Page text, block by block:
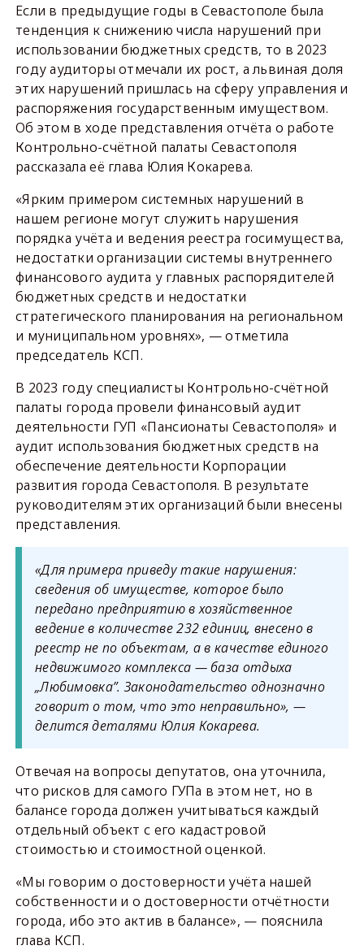
Если в предыдущие годы в Севастополе была
тенденция к снижению числа нарушений при
использовании бюджетных средств, то в 2023
году аудиторы отмечали их рост, а львиная доля
этих нарушений пришлась на сферу управления и
распоряжения государственным имуществом.
Об этом в ходе представления отчёта о работе
Контрольно-счётной палаты Севастополя
рассказала её глава Юлия Кокарева.
«Ярким примером системных нарушений в
нашем регионе могут служить нарушения
порядка учёта и ведения реестра госимущества,
недостатки организации системы внутреннего
финансового аудита у главных распорядителей
бюджетных средств и недостатки
стратегического планирования на региональном
и муниципальном уровнях», — отметила
председатель КСП.
В 2023 году специалисты Контрольно-счётной
палаты города провели финансовый аудит
деятельности ГУП «Пансионаты Севастополя» и
аудит использования бюджетных средств на
обеспечение деятельности Корпорации
развития города Севастополя. В результате
руководителям этих организаций были внесены
представления.
«Для примера приведу такие нарушения:
сведения об имуществе, которое было
передано предприятию в хозяйственное
ведение в количестве 232 единиц, внесено в
реестр не по объектам, а в качестве единого
недвижимого комплекса — база отдыха
„Любимовка”. Законодательство однозначно
говорит о том, что это неправильно», —
делится деталями Юлия Кокарева.
Отвечая на вопросы депутатов, она уточнила,
что рисков для самого ГУПа в этом нет, но в
балансе города должен учитываться каждый
отдельный объект с его кадастровой
стоимостью и стоимостной оценкой.
«Мы говорим о достоверности учёта нашей
собственности и о достоверности отчётности
города, ибо это актив в балансе», — пояснила
глава КСП.